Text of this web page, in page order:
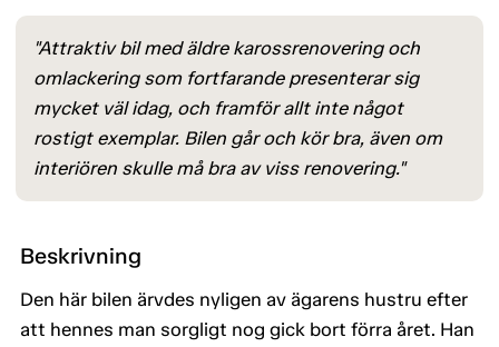
"Attraktiv bil med äldre karossrenovering och
omlackering som fortfarande presenterar sig
mycket väl idag, och framför allt inte något
rostigt exemplar. Bilen går och kör bra, även om
interiören skulle må bra av viss renovering."
Beskrivning
Den här bilen ärvdes nyligen av ägarens hustru efter
att hennes man sorgligt nog gick bort förra året. Han